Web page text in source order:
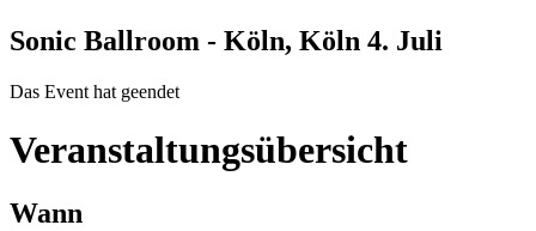
Sonic Ballroom - Köln, Köln 4. Juli
Das Event hat geendet
Veranstaltungsübersicht
Wann